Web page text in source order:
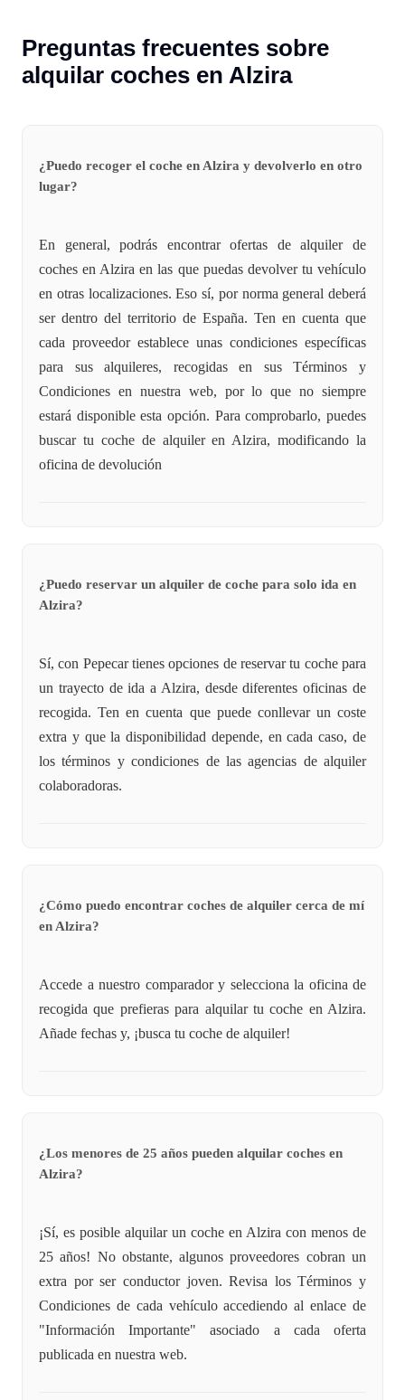
Preguntas frecuentes sobre
alquilar coches en Alzira
¿Puedo recoger el coche en Alzira y devolverlo en otro
lugar?
En general, podrás encontrar ofertas de alquiler de
coches en Alzira en las que puedas devolver tu vehículo
en otras localizaciones. Eso sí, por norma general deberá
ser dentro del territorio de España. Ten en cuenta que
cada proveedor establece unas condiciones específicas
para sus alquileres, recogidas en sus Términos y
Condiciones en nuestra web, por lo que no siempre
estará disponible esta opción. Para comprobarlo, puedes
buscar tu coche de alquiler en Alzira, modificando la
oficina de devolución
¿Puedo reservar un alquiler de coche para solo ida en
Alzira?
Sí, con Pepecar tienes opciones de reservar tu coche para
un trayecto de ida a Alzira, desde diferentes oficinas de
recogida. Ten en cuenta que puede conllevar un coste
extra y que la disponibilidad depende, en cada caso, de
los términos y condiciones de las agencias de alquiler
colaboradoras.
¿Cómo puedo encontrar coches de alquiler cerca de mí
en Alzira?
Accede a nuestro comparador y selecciona la oficina de
recogida que prefieras para alquilar tu coche en Alzira.
Añade fechas y, ¡busca tu coche de alquiler!
¿Los menores de 25 años pueden alquilar coches en
Alzira?
¡Sí, es posible alquilar un coche en Alzira con menos de
25 años! No obstante, algunos proveedores cobran un
extra por ser conductor joven. Revisa los Términos y
Condiciones de cada vehículo accediendo al enlace de
"Información Importante" asociado a cada oferta
publicada en nuestra web.